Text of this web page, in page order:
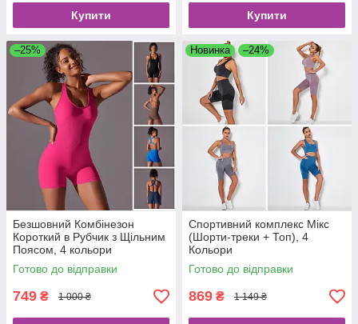
Купити Купити
–25%
Безшовний Комбінезон
Короткий в Рубчик з Щільним
Поясом, 4 кольори
Готово до відправки
749 ₴ 1 000 ₴
Новинка –24%
Спортивний комплекс Мікс
(Шорти-треки + Топ), 4
Кольори
Готово до відправки
869 ₴ 1 149 ₴